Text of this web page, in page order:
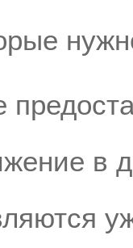
в